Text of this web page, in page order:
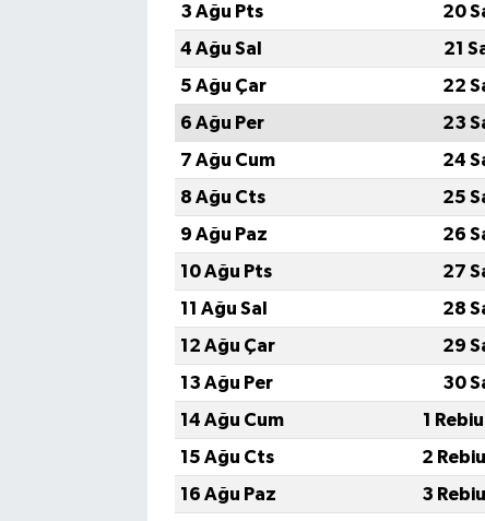
3 Ağu Pts
20
4 Ağu Sal
21
5 Ağu Çar
22
6 Ağu Per
23
7 Ağu Cum
24
8 Ağu Cts
25
9 Ağu Paz
26
10 Ağu Pts
27
11 Ağu Sal
28
12 Ağu Çar
29
13 Ağu Per
30
14 Ağu Cum
1
15 Ağu Cts
2
16 Ağu Paz
3